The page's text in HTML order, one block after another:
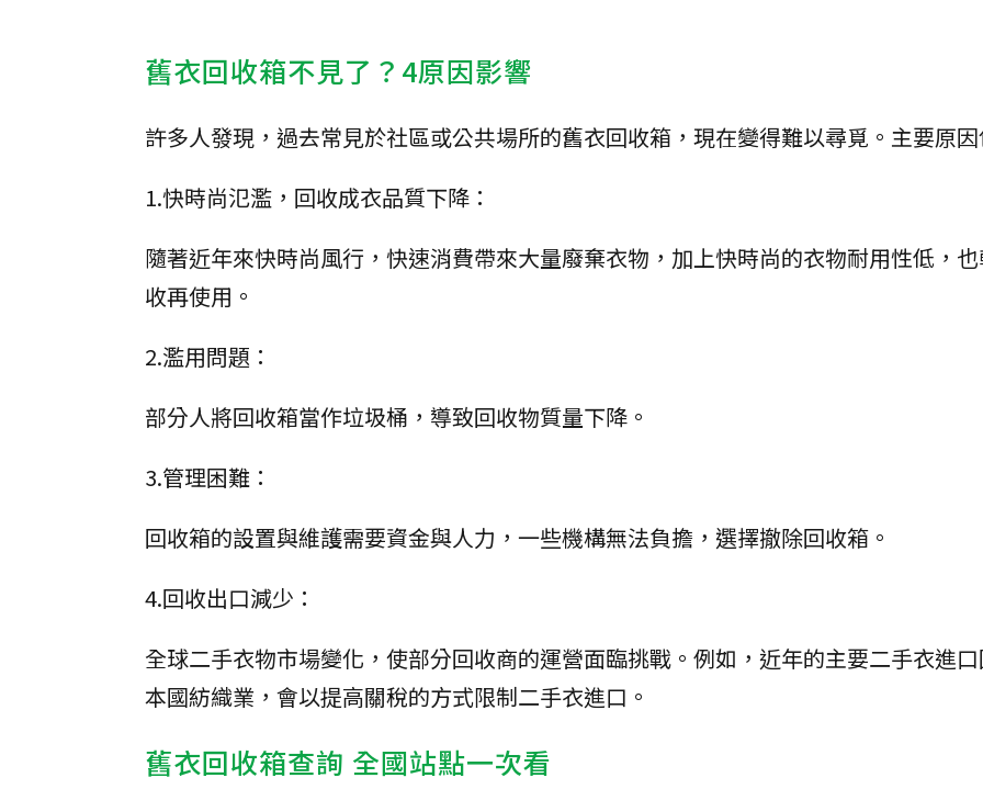
舊衣回收箱不見了？4原因影響
許多人發現，過去常見於社區或公共場所的舊衣回收箱，現在變得難以尋覓。主要原
1.快時尚氾濫，回收成衣品質下降：
隨著近年來快時尚風行，快速消費帶來大量廢棄衣物，加上快時尚的衣物耐用性低，
收再使用。
2.濫用問題：
部分人將回收箱當作垃圾桶，導致回收物質量下降。
3.管理困難：
回收箱的設置與維護需要資金與人力，一些機構無法負擔，選擇撤除回收箱。
4.回收出口減少：
全球二手衣物市場變化，使部分回收商的運營面臨挑戰。例如，近年的主要二手衣進
本國紡織業，會以提高關稅的方式限制二手衣進口。
舊衣回收箱查詢 全國站點一次看